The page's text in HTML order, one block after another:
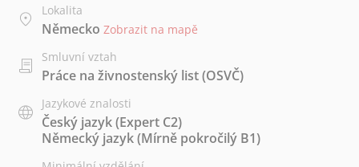
Lokalita
Německo Zobrazit na mapě
Smluvní vztah
Práce na živnostenský list (OSVČ)
Jazykové znalosti
Český jazyk(Expert C2)
Německý jazyk(Mírně pokročilý B1)